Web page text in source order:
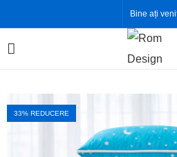
Bine ați
33% REDUCERE